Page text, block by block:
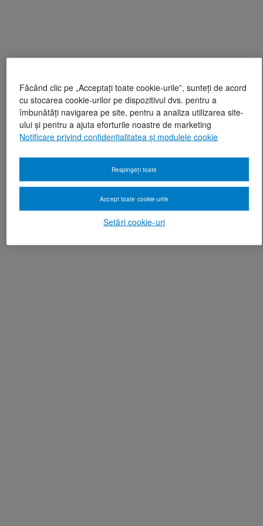
Făcând clic pe „Acceptați toate cookie-urile”, sunteți de acord
cu stocarea cookie-urilor pe dispozitivul dvs. pentru a
îmbunătăți navigarea pe site, pentru a analiza utilizarea site-
ului și pentru a ajuta eforturile noastre de marketing
Notificare privind confidențialitatea și modulele cookie
Setări cookie-uri
Respingeți toate
Accept toate cookie-urile